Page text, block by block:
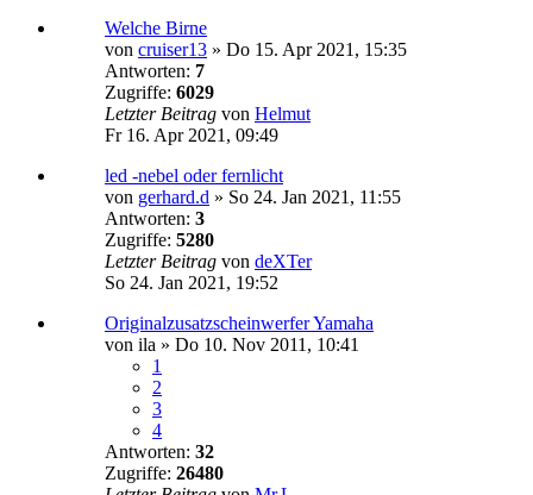
Welche Birne
von cruiser13 » Do 15. Apr 2021, 15:35
Antworten: 7
Zugriffe: 6029
Letzter Beitrag von Helmut
Fr 16. Apr 2021, 09:49
led -nebel oder fernlicht
von gerhard.d » So 24. Jan 2021, 11:55
Antworten: 3
Zugriffe: 5280
Letzter Beitrag von deXTer
So 24. Jan 2021, 19:52
Originalzusatzscheinwerfer Yamaha
von ila » Do 10. Nov 2011, 10:41
1
2
3
4
Antworten: 32
Zugriffe: 26480